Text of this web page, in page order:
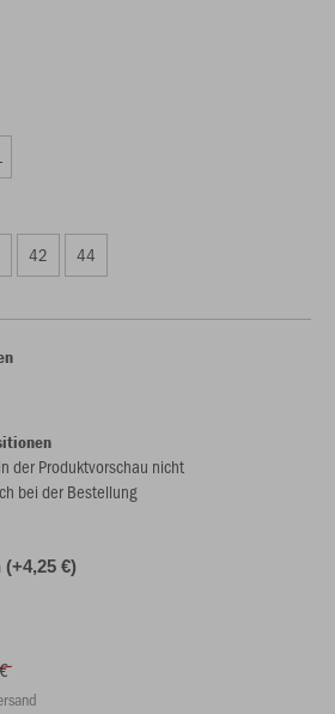
42 44
der Produktvorschau nicht
bei der Bestellung
€)